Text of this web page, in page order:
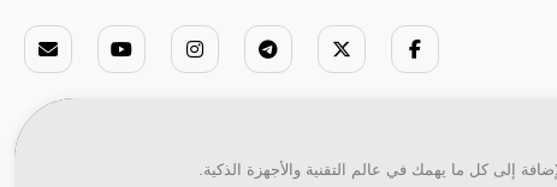
إلى كل ما يهمك في عالم التقنية والأجهزة الذكية.